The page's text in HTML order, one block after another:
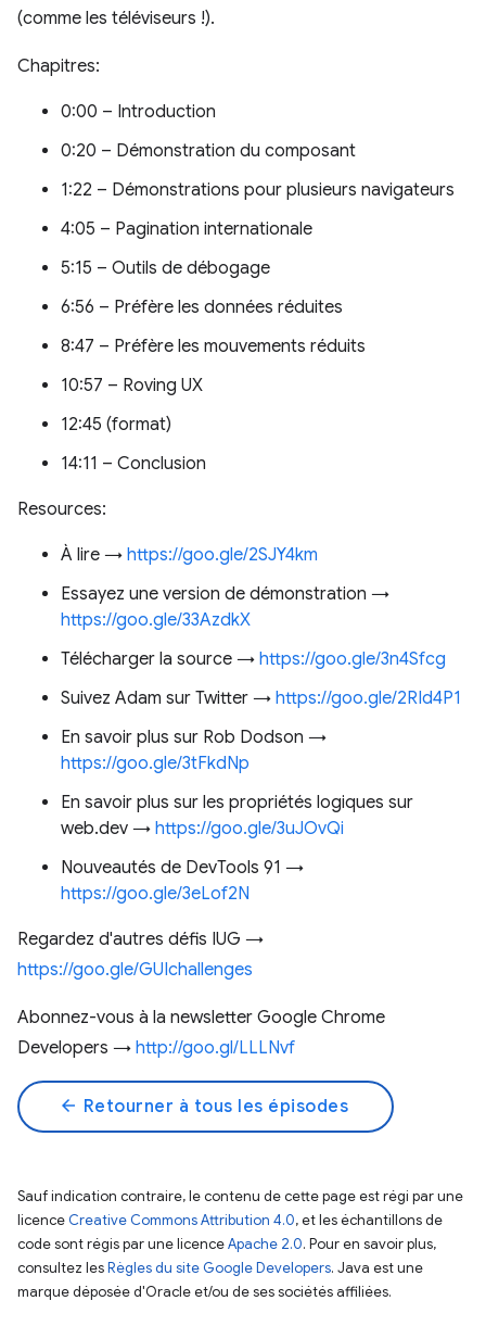
(comme les téléviseurs !).
Chapitres:
0:00 – Introduction
0:20 – Démonstration du composant
1:22 – Démonstrations pour plusieurs navigateurs
4:05 – Pagination internationale
5:15 – Outils de débogage
6:56 – Préfère les données réduites
8:47 – Préfère les mouvements réduits
10:57 – Roving UX
12:45 (format)
14:11 – Conclusion
Resources:
À lire → https://goo.gle/2SJY4km
Essayez une version de démonstration →
https://goo.gle/33AzdkX
Télécharger la source → https://goo.gle/3n4Sfcg
Suivez Adam sur Twitter → https://goo.gle/2RId4P1
En savoir plus sur Rob Dodson →
https://goo.gle/3tFkdNp
En savoir plus sur les propriétés logiques sur
web.dev → https://goo.gle/3uJOvQi
Nouveautés de DevTools 91 →
https://goo.gle/3eLof2N
Regardez d'autres défis IUG →
https://goo.gle/GUIchallenges
Abonnez-vous à la newsletter Google Chrome
Developers → http://goo.gl/LLLNvf
arrow_back Retourner à tous les épisodes
Sauf indication contraire, le contenu de cette page est régi par une
licence Creative Commons Attribution 4.0, et les échantillons de
code sont régis par une licenceApache 2.0. Pour en savoir plus,
consultez lesRègles du site Google Developers. Java est une
marque déposée d'Oracle et/ou de ses sociétés affiliées.